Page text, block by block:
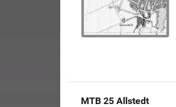
MTB 25 Allstedt